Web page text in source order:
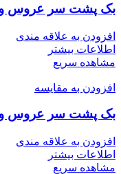
بک پشت سر عروس و
افزودن به علاقه مندی
اطلاعات بیشتر
مشاهده سریع
افزودن به مقایسه
بک پشت سر عروس و
افزودن به علاقه مندی
اطلاعات بیشتر
مشاهده سریع